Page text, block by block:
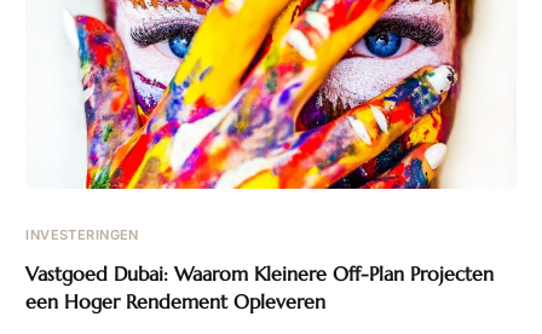
INVESTERINGEN
Vastgoed Dubai: Waarom Kleinere Off-Plan Projecten
een Hoger Rendement Opleveren